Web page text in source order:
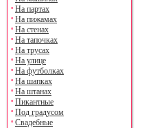
На партах
На пижамах
На стенах
На тапочках
На трусах
На улице
На футболках
На шапках
На штанах
Пикантные
Под градусом
Свадебные